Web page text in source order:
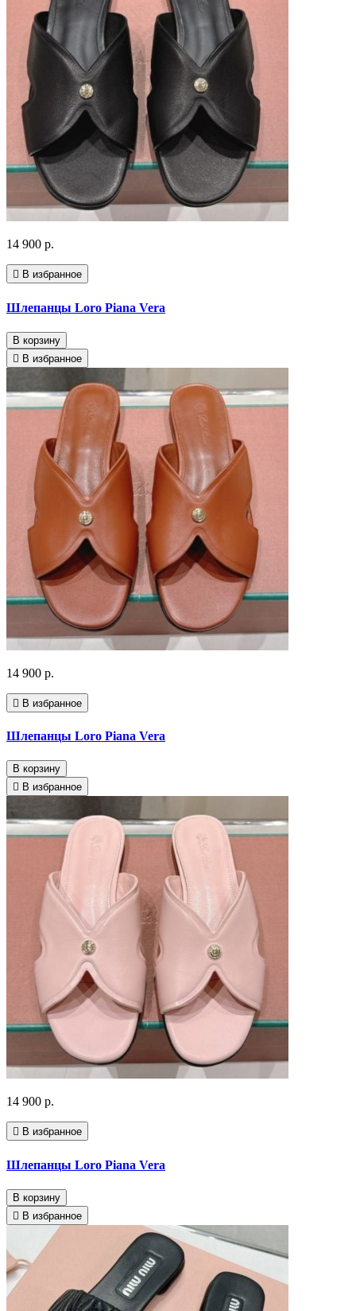
14 900 р.
В избранное
Шлепанцы Loro Piana Vera
В корзину
В избранное
14 900 р.
В избранное
Шлепанцы Loro Piana Vera
В корзину
В избранное
14 900 р.
В избранное
Шлепанцы Loro Piana Vera
В корзину
В избранное